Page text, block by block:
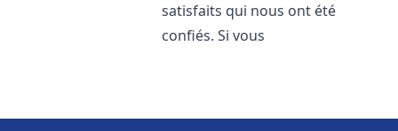
satisfaits qui nous ont été
confiés. Si vous